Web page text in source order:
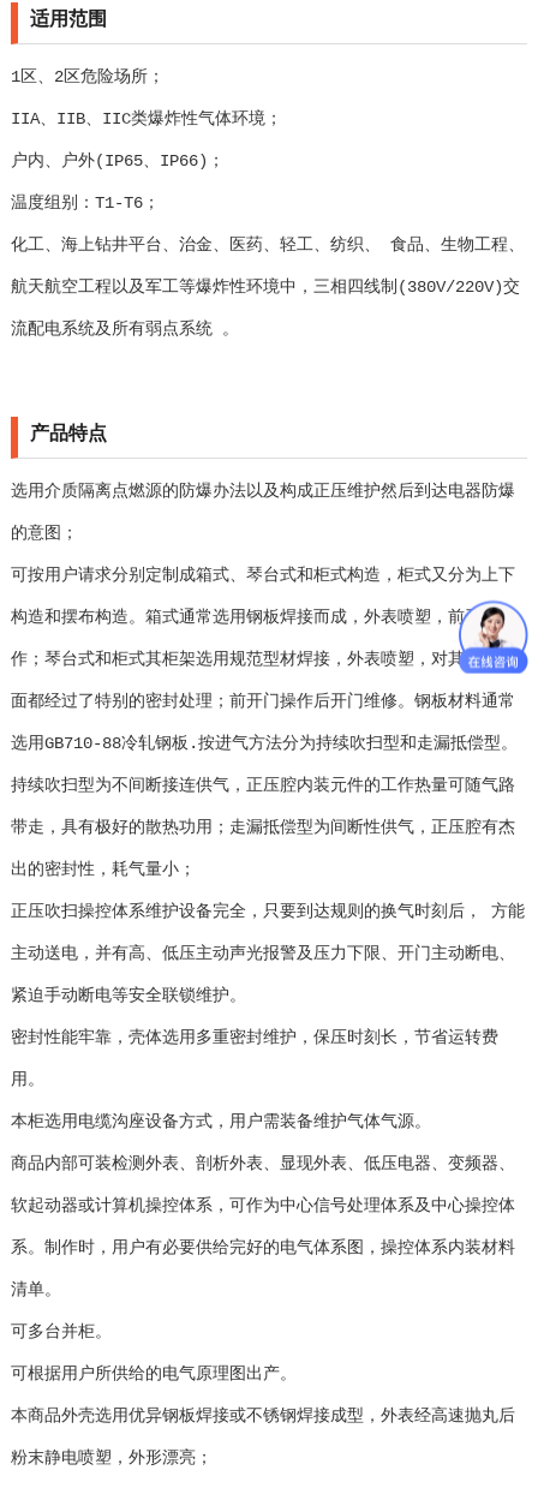
适用范围
1区、2区危险场所；
IIA、IIB、IIC类爆炸性气体环境；
户内、户外(IP65、IP66)；
温度组别：T1-T6；
化工、海上钻井平台、治金、医药、轻工、纺织、 食品、生物工程、
航天航空工程以及军工等爆炸性环境中，三相四线制(380V/220V)交
流配电系统及所有弱点系统 。
产品特点
选用介质隔离点燃源的防爆办法以及构成正压维护然后到达电器防爆
的意图；
可按用户请求分别定制成箱式、琴台式和柜式构造，柜式又分为上下
构造和摆布构造。箱式通常选用钢板焊接而成，外表喷塑，前开门操
作；琴台式和柜式其柜架选用规范型材焊接，外表喷塑，对其各接合
面都经过了特别的密封处理；前开门操作后开门维修。钢板材料通常
选用GB710-88冷轧钢板.按进气方法分为持续吹扫型和走漏抵偿型。
持续吹扫型为不间断接连供气，正压腔内装元件的工作热量可随气路
带走，具有极好的散热功用；走漏抵偿型为间断性供气，正压腔有杰
出的密封性，耗气量小；
正压吹扫操控体系维护设备完全，只要到达规则的换气时刻后， 方能
主动送电，并有高、低压主动声光报警及压力下限、开门主动断电、
紧迫手动断电等安全联锁维护。
密封性能牢靠，壳体选用多重密封维护，保压时刻长，节省运转费
用。
本柜选用电缆沟座设备方式，用户需装备维护气体气源。
商品内部可装检测外表、剖析外表、显现外表、低压电器、变频器、
软起动器或计算机操控体系，可作为中心信号处理体系及中心操控体
系。制作时，用户有必要供给完好的电气体系图，操控体系内装材料
清单。
可多台并柜。
可根据用户所供给的电气原理图出产。
本商品外壳选用优异钢板焊接或不锈钢焊接成型，外表经高速抛丸后
粉末静电喷塑，外形漂亮；